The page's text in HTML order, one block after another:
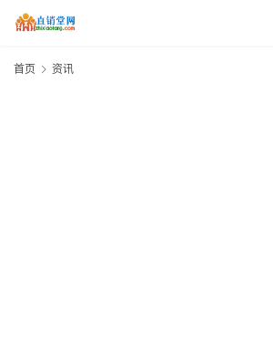
首页 资讯